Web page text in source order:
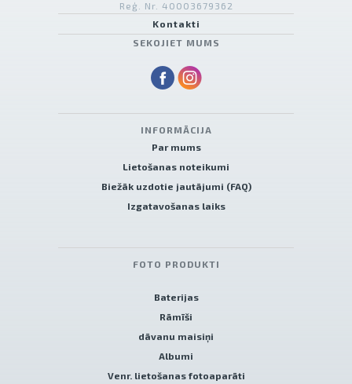
Reģ. Nr. 40003679362
Kontakti
SEKOJIET MUMS
INFORMĀCIJA
Par mums
Lietošanas noteikumi
Biežāk uzdotie jautājumi (FAQ)
Izgatavošanas laiks
FOTO PRODUKTI
Baterijas
Rāmīši
dāvanu maisiņi
Albumi
Venr. lietošanas fotoaparāti